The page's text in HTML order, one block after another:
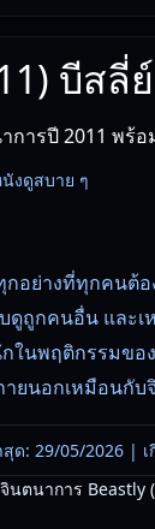
บีสลี่
ารปี 2011 พร้
งดูสบาย ๆ
อย่างที่ทุกคนต้
ถูกคนอื่น และเ
นพฤติกรรมขอ
ยนอกเหมือนกับ
ด: 29/05/2026 |
นาการ Beastly